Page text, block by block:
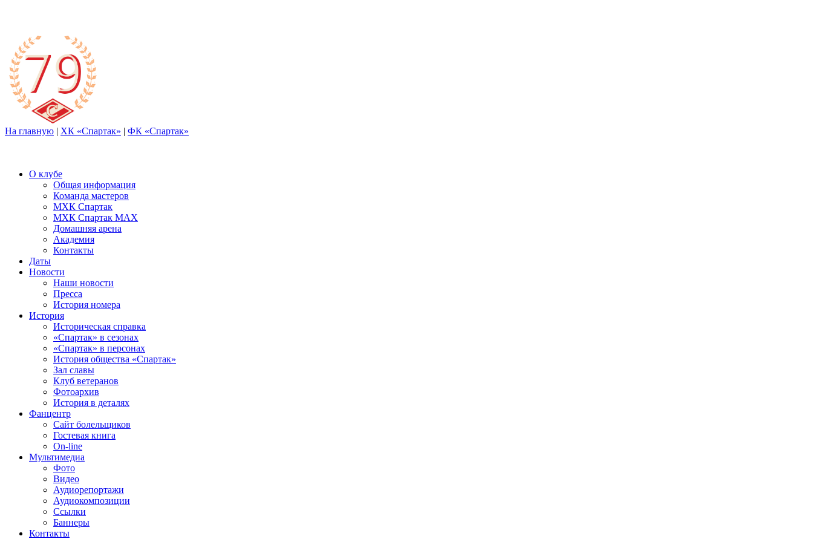
На главную | ХК «Спартак» | ФК «Спартак»
О клубе
Общая информация
Команда мастеров
МХК Спартак
МХК Спартак МАХ
Домашняя арена
Академия
Контакты
Даты
Новости
Наши новости
Пресса
История номера
История
Историческая справка
«Спартак» в сезонах
«Спартак» в персонах
История общества «Спартак»
Зал славы
Клуб ветеранов
Фотоархив
История в деталях
Фанцентр
Сайт болельщиков
Гостевая книга
On-line
Мультимедиа
Фото
Видео
Аудиорепортажи
Аудиокомпозиции
Ссылки
Баннеры
Контакты